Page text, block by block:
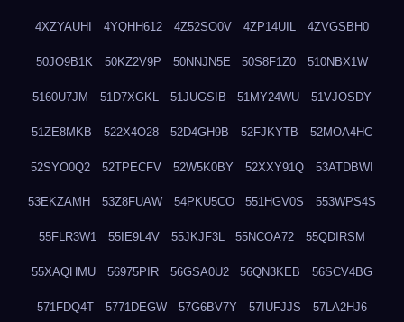
4XZYAUHI 4YQHH612 4Z52SO0V 4ZP14UIL 4ZVGSBH0
50JO9B1K 50KZ2V9P 50NNJN5E 50S8F1Z0 510NBX1W
5160U7JM 51D7XGKL 51JUGSIB 51MY24WU 51VJOSDY
51ZE8MKB 522X4O28 52D4GH9B 52FJKYTB 52MOA4HC
52SYO0Q2 52TPECFV 52W5K0BY 52XXY91Q 53ATDBWI
53EKZAMH 53Z8FUAW 54PKU5CO 551HGV0S 553WPS4S
55FLR3W1 55IE9L4V 55JKJF3L 55NCOA72 55QDIRSM
55XAQHMU 56975PIR 56GSA0U2 56QN3KEB 56SCV4BG
571FDQ4T 5771DEGW 57G6BV7Y 57IUFJJS 57LA2HJ6